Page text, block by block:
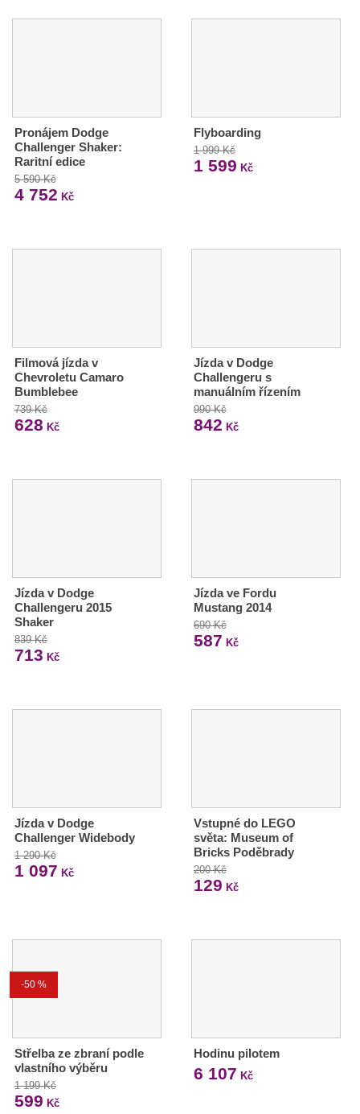
Pronájem Dodge
Challenger Shaker:
Raritní edice
5 590 Kč
4 752 Kč
Flyboarding
1 999 Kč
1 599 Kč
Filmová jízda v
Chevroletu Camaro
Bumblebee
739 Kč
628 Kč
Jízda v Dodge
Challengeru s
manuálním řízením
990 Kč
842 Kč
Jízda v Dodge
Challengeru 2015
Shaker
839 Kč
713 Kč
Jízda ve Fordu
Mustang 2014
690 Kč
587 Kč
Jízda v Dodge
Challenger Widebody
1 290 Kč
1 097 Kč
Vstupné do LEGO
světa: Museum of
Bricks Poděbrady
200 Kč
129 Kč
-50 %
Střelba ze zbraní podle
vlastního výběru
1 199 Kč
599 Kč
Hodinu pilotem
6 107 Kč